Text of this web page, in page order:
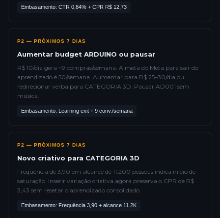
Embasamento: CTR 0,84% + CPR R$ 12,73
P2 — PRÓXIMOS 7 DIAS
Aumentar budget ARDUINO ou pausar
R$ 10/dia gera ~9 compras/semana. A meta do Meta para sair do
aprendizado é 50/semana. Aumentar para R$ 25–30/dia ou
redirecionar verba para CATEGORIA 3D. Pausar AD001 sem
música.
Embasamento: Learning exit + 9 conv./semana
P2 — PRÓXIMOS 7 DIAS
Novo criativo para CATEGORIA 3D
Frequência de 3,90 em alcance de 11.200 pessoas indica início de
saturação. Inserir variação criativa agora preserva o CPR de R$
3,43 sem resetar o aprendizado consolidado.
Embasamento: Frequência 3,90 + alcance 11.2K